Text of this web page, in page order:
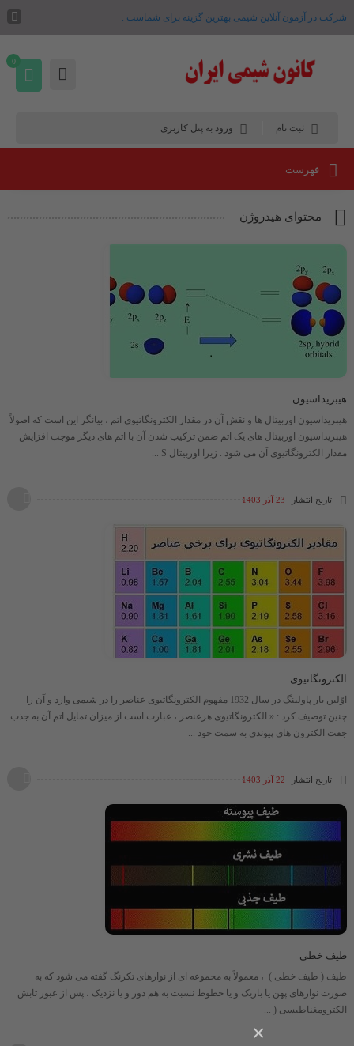
×
شرکت در آزمون آنلاین شیمی بهترین گزینه برای شماست .
ثبت نام ورود به پنل کاربری
0
فهرست
محتوای هیدروژن
هیبریداسیون
هیبریداسیون اوربیتال ها و نقش آن در مقدار الکترونگاتیوی اتم ، بیانگر این است که اصولاً
هیبریداسیون اوربیتال های یک اتم ضمن ترکیب شدن آن با اتم های دیگر موجب افزایش
مقدار الکترونگاتیوی آن می شود . زیرا اوربیتال S ...
تاریخ انتشار 23 آذر 1403
الکترونگاتیوی
اوّلین بار پاولینگ در سال 1932 مفهوم الکترونگاتیوی عناصر را در شیمی وارد و آن را
چنین توصیف کرد : « الکترونگاتیوی هرعنصر ، عبارت است از میزان تمایل اتم آن به جذب
جفت الکترون های پیوندی به سمت خود ...
تاریخ انتشار 22 آذر 1403
طیف خطی
طیف ( طیف خطی ) ، معمولاً به مجموعه ای از نوارهای تکرنگ گفته می شود که به
صورت نوارهای پهن یا باریک و یا خطوط نسبت به هم دور و یا نزدیک ، پس از عبور تابش
الکترومغناطیسی ( ...